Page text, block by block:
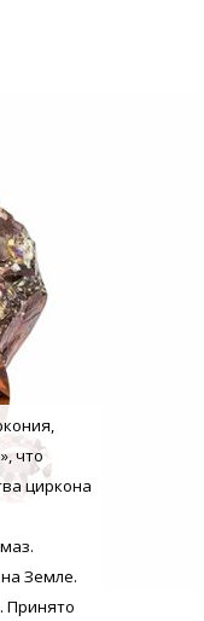
что
циркона
Земле.
Принято